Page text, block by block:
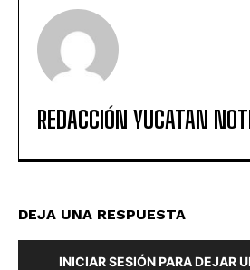
REDACCIÓN YUCATAN
DEJA UNA RESPUESTA
INICIAR SESIÓN PARA DEJAR